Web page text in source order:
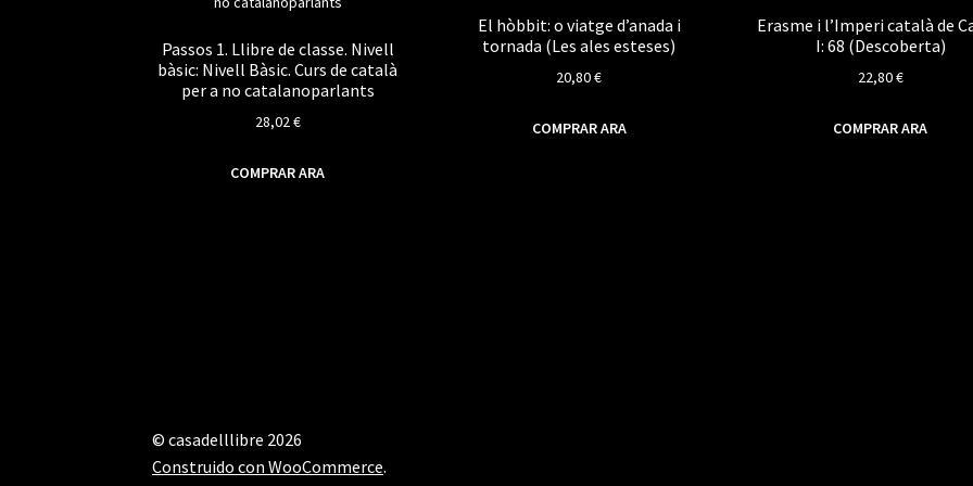
Passos 1. Llibre de classe. Nivell
bàsic: Nivell Bàsic. Curs de català
per a no catalanoparlants
28,02€
COMPRAR ARA
El hòbbit: o viatge d’anada i
tornada (Les ales esteses)
20,80€
COMPRAR ARA
Erasme i l’Imperi català de
I: 68 (Descoberta)
22,80€
COMPRAR ARA
© casadelllibre 2026
Construido con WooCommerce.